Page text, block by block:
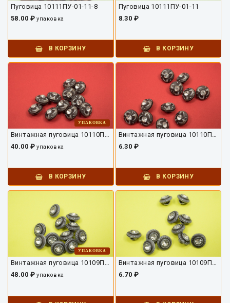
Пуговица 10111ПУ-01-11-8
58.00 ₽упаковка
В КОРЗИНУ
Пуговица 10111ПУ-01-11
8.30 ₽
В КОРЗИНУ
УПАКОВКА
40.00 ₽упаковка
В КОРЗИНУ
6.30 ₽
В КОРЗИНУ
УПАКОВКА
48.00 ₽упаковка
6.70 ₽